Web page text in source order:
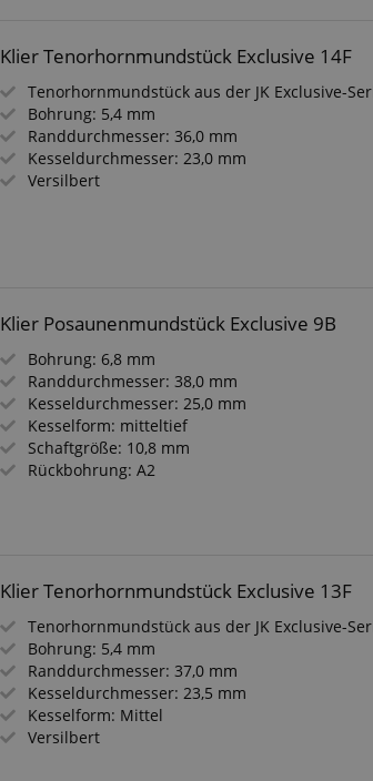
Klier Tenorhornmundstück Exclusive 14F
Tenorhornmundstück aus der JK Exclusive-
Bohrung: 5,4 mm
Randdurchmesser: 36,0 mm
Kesseldurchmesser: 23,0 mm
Versilbert
Klier Posaunenmundstück Exclusive 9B
Bohrung: 6,8 mm
Randdurchmesser: 38,0 mm
Kesseldurchmesser: 25,0 mm
Kesselform: mitteltief
Schaftgröße: 10,8 mm
Rückbohrung: A2
Klier Tenorhornmundstück Exclusive 13F
Tenorhornmundstück aus der JK Exclusive-
Bohrung: 5,4 mm
Randdurchmesser: 37,0 mm
Kesseldurchmesser: 23,5 mm
Kesselform: Mittel
Versilbert